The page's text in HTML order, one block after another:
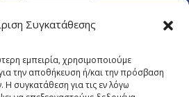
Συγκατάθεσης
εμπειρία, χρησιμοποιούμε
την αποθήκευση ή/και την πρόσβαση
συγκατάθεση για τις εν λόγω